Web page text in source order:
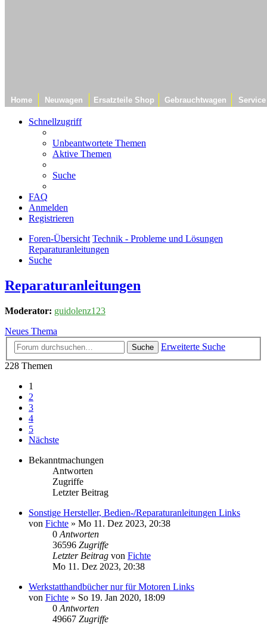
Home Neuwagen Ersatzteile Shop Gebrauchtwagen Service
Schnellzugriff
Unbeantwortete Themen
Aktive Themen
Suche
FAQ
Anmelden
Registrieren
Foren-Übersicht Technik - Probleme und Lösungen
Reparaturanleitungen
Suche
Reparaturanleitungen
Moderator: guidolenz123
Neues Thema
Suche
Erweiterte Suche
228 Themen
1
2
3
4
5
Nächste
Bekanntmachungen
Antworten
Zugriffe
Letzter Beitrag
Sonstige Hersteller, Bedien-/Reparaturanleitungen Links
von Fichte » Mo 11. Dez 2023, 20:38
0Antworten
36596 Zugriffe
Letzter Beitrag von Fichte
Mo 11. Dez 2023, 20:38
Werkstatthandbücher nur für Motoren Links
von Fichte » So 19. Jan 2020, 18:09
0Antworten
49667 Zugriffe